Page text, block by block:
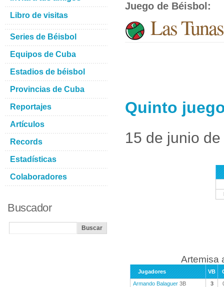
Juego de Béisbol :
Las
Quinto
15 de junio
Artemisa
Jugadores VB
Armando Balaguer 3B 3
Libro de visitas
Series de Béisbol
Equipos de Cuba
Estadios de béisbol
Provincias de Cuba
Reportajes
Artículos
Records
Estadísticas
Colaboradores
Buscador